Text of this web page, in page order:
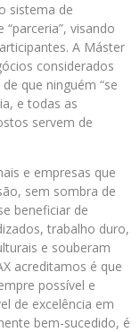
sistema de
visando
A Máster
considerados
que ninguém “se
e todas as
servem de
e empresas que
sem sombra de
beneficiar de
trabalho duro,
e souberam
acreditamos é que
possível e
de excelência em
bem-sucedido, é